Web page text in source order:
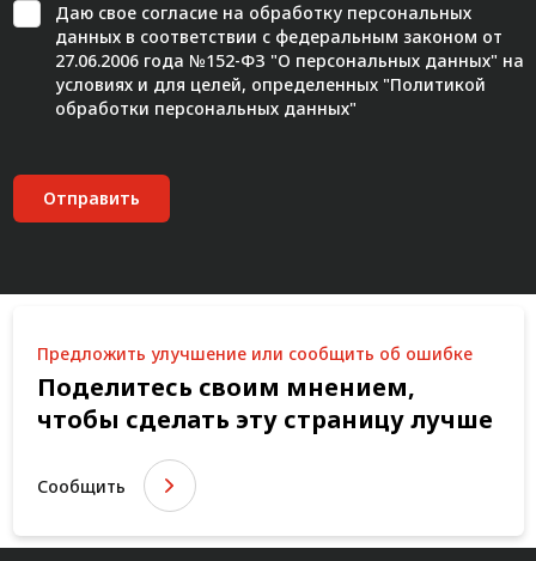
Даю свое согласиена обработку персональных
данных в соответствии с федеральным законом от
27.06.2006 года №152-ФЗ "О персональных данных" на
условиях и для целей, определенных "Политикой
обработки персональных данных"
Отправить
Предложить улучшение или сообщить об ошибке
Поделитесь своим мнением,
чтобы сделать эту страницу лучше
Сообщить